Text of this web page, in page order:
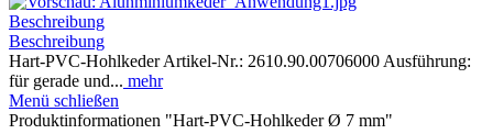
Beschreibung
Beschreibung
Hart-PVC-Hohlkeder Artikel-Nr.: 2610.90.00706000 Ausführung:
für gerade und... mehr
Menü schließen
Produktinformationen "Hart-PVC-Hohlkeder Ø 7 mm"